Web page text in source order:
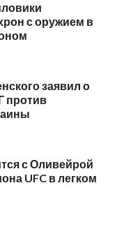
с оружием в
заявил о
против
с Оливейрой
UFC в легком